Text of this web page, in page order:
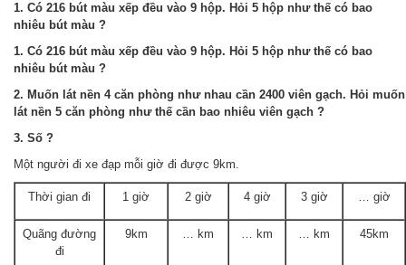
1. Có 216 bút màu xếp đều vào 9 hộp. Hỏi 5 hộp như thế có bao
nhiêu bút màu ?
1. Có 216 bút màu xếp đều vào 9 hộp. Hỏi 5 hộp như thế có bao
nhiêu bút màu ?
2. Muốn lát nền 4 căn phòng như nhau cần 2400 viên gạch. Hỏi muốn
lát nền 5 căn phòng như thế cần bao nhiêu viên gạch ?
3. Số ?
Một người đi xe đạp mỗi giờ đi được 9km.
Thời gian đi 1 giờ 2 giờ 4 giờ 3 giờ … giờ
Quãng đường
đi
9km … km … km … km 45km